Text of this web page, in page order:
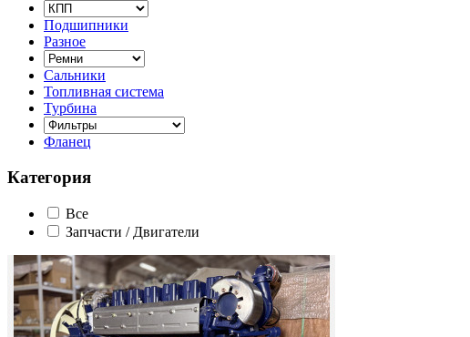
Подшипники
Разное
Сальники
Топливная система
Турбина
Фланец
Категория
Все
Запчасти / Двигатели